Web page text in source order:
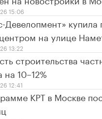
15:06
Девелопмент»
на улице
13:22
строительства
10–12%
12:41
КРТ в Москве